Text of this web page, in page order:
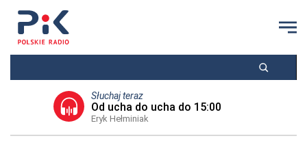
Słuchaj teraz
Od ucha do ucha do 15:00
Eryk Hełminiak